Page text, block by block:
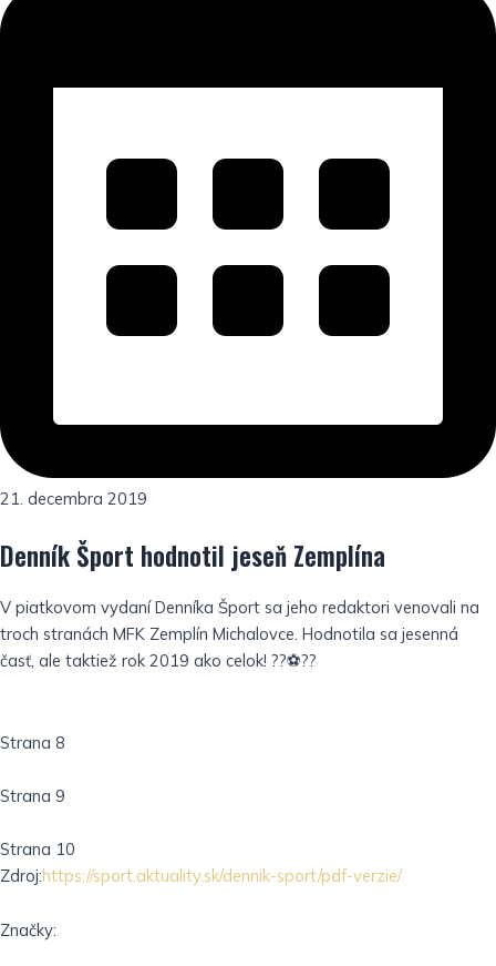
21. decembra 2019
Denník Šport hodnotil jeseň Zemplína
V piatkovom vydaní Denníka Šport sa jeho redaktori venovali na
troch stranách MFK Zemplín Michalovce. Hodnotila sa jesenná
časť, ale taktiež rok 2019 ako celok! ??⚽??
Strana 8
Strana 9
Strana 10
Zdroj:https://sport.aktuality.sk/dennik-sport/pdf-verzie/
Značky: